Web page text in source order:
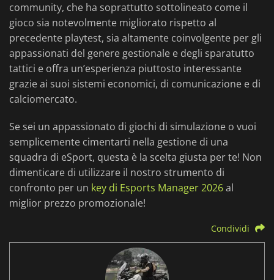
community, che ha soprattutto sottolineato come il
gioco sia notevolmente migliorato rispetto al
precedente playtest, sia altamente coinvolgente per gli
appassionati del genere gestionale e degli sparatutto
tattici e offra un’esperienza piuttosto interessante
grazie ai suoi sistemi economici, di comunicazione e di
calciomercato.
Se sei un appassionato di giochi di simulazione o vuoi
semplicemente cimentarti nella gestione di una
squadra di eSport, questa è la scelta giusta per te! Non
dimenticare di utilizzare il nostro strumento di
confronto per un key di Esports Manager 2026al
miglior prezzo promozionale!
Condividi